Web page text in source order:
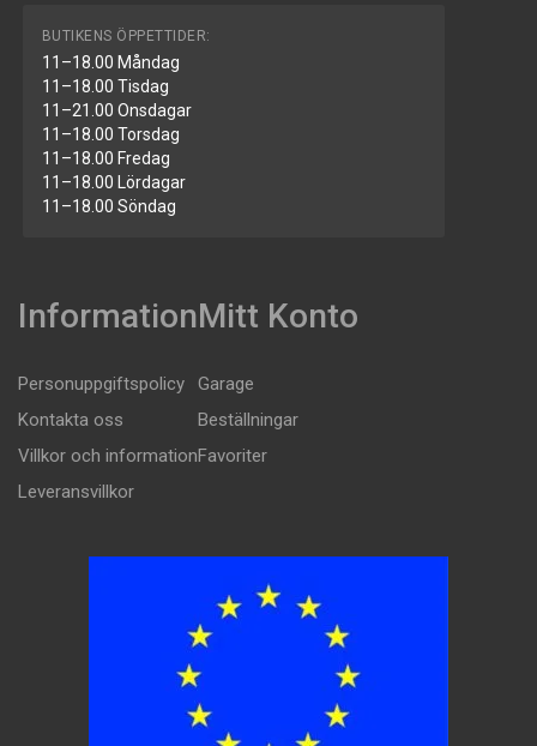
BUTIKENS ÖPPETTIDER:
11–18.00 Måndag
11–18.00 Tisdag
11–21.00 Onsdagar
11–18.00 Torsdag
11–18.00 Fredag
11–18.00 Lördagar
11–18.00 Söndag
Information
Personuppgiftspolicy
Kontakta oss
Villkor och information
Leveransvillkor
Mitt Konto
Garage
Beställningar
Favoriter